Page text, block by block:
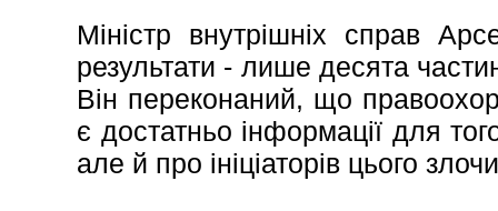
Міністр внутрішніх справ
результати - лише десята
Він переконаний, що
є достатньо інформації для
але й про ініціаторів цього